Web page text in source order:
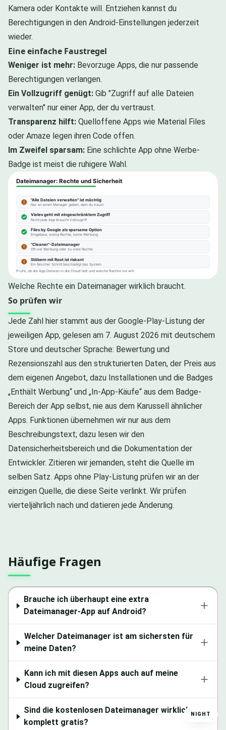
NIGHT
Kamera oder Kontakte will. Entziehen kannst du
Berechtigungen in den Android-Einstellungen jederzeit
wieder.
Eine einfache Faustregel
Weniger ist mehr: Bevorzuge Apps, die nur passende
Berechtigungen verlangen.
Ein Vollzugriff genügt: Gib "Zugriff auf alle Dateien
verwalten" nur einer App, der du vertraust.
Transparenz hilft: Quelloffene Apps wie Material Files
oder Amaze legen ihren Code offen.
Im Zweifel sparsam: Eine schlichte App ohne Werbe-
Badge ist meist die ruhigere Wahl.
Welche Rechte ein Dateimanager wirklich braucht.
So prüfen wir
Jede Zahl hier stammt aus der Google-Play-Listung der
jeweiligen App, gelesen am 7. August 2026 mit deutschem
Store und deutscher Sprache: Bewertung und
Rezensionszahl aus den strukturierten Daten, der Preis aus
dem eigenen Angebot, dazu Installationen und die Badges
„Enthält Werbung“ und „In-App-Käufe“ aus dem Badge-
Bereich der App selbst, nie aus dem Karussell ähnlicher
Apps. Funktionen übernehmen wir nur aus dem
Beschreibungstext; dazu lesen wir den
Datensicherheitsbereich und die Dokumentation der
Entwickler. Zitieren wir jemanden, steht die Quelle im
selben Satz. Apps ohne Play-Listung prüfen wir an der
einzigen Quelle, die diese Seite verlinkt. Wir prüfen
vierteljährlich nach und datieren jede Änderung.
Häufige Fragen
Brauche ich überhaupt eine extra
Dateimanager-App auf Android?
Welcher Dateimanager ist am sichersten für
meine Daten?
Kann ich mit diesen Apps auch auf meine
Cloud zugreifen?
Sind die kostenlosen Dateimanager wirklich
komplett gratis?